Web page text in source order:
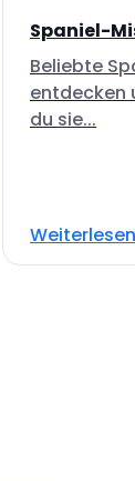
Spaniel-
Beliebte
entdecken
du sie...
Weiterlesen